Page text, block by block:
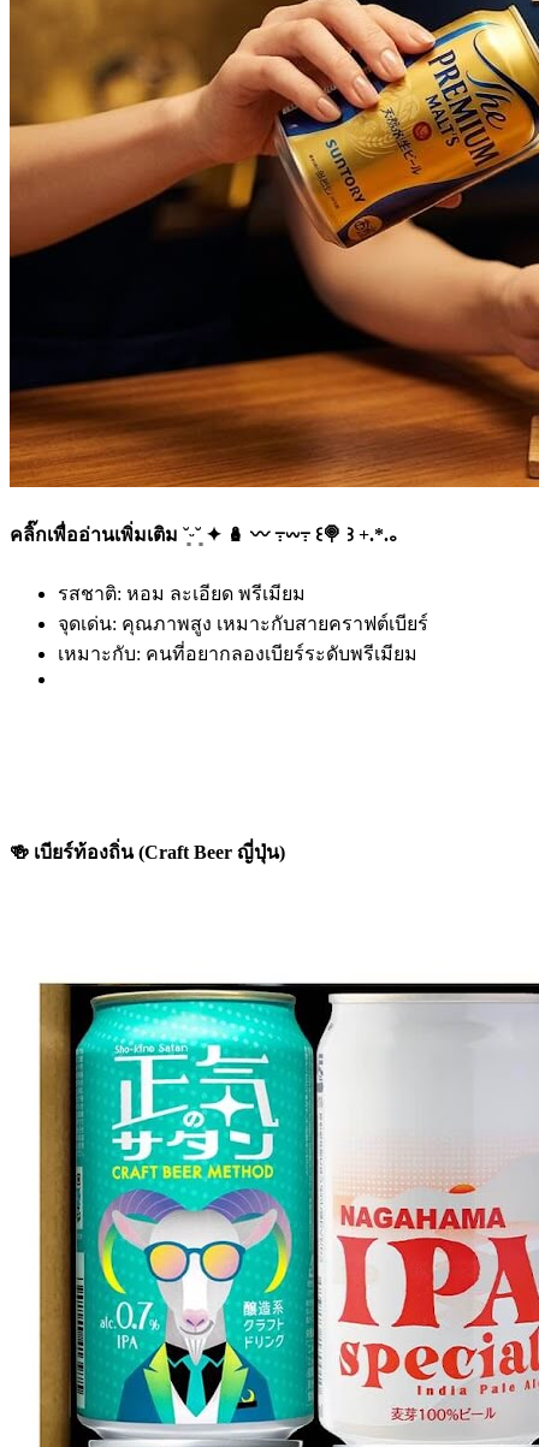
คลิ๊กเพื่ออ่านเพิ่มเติม ˘͈ᵕ˘͈ ✦ 🪆 〰️ ߹𖥦߹ ꒰🍭 ꒱ +.*.｡
รสชาติ: หอม ละเอียด พรีเมียม
จุดเด่น: คุณภาพสูง เหมาะกับสายคราฟต์เบียร์
เหมาะกับ: คนที่อยากลองเบียร์ระดับพรีเมียม
🍻 เบียร์ท้องถิ่น (Craft Beer ญี่ปุ่น)